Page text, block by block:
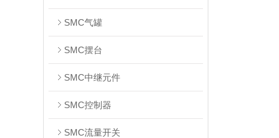
SMC气罐
SMC摆台
SMC中继元件
SMC控制器
SMC流量开关